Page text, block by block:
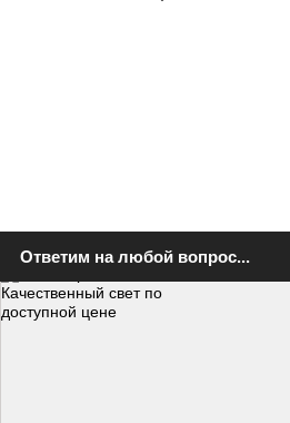
Ответим на любой вопрос...